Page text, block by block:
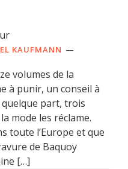
KAUFMANN
volumes de la
à punir, un conseil à
part, trois
mode les réclame.
toute l’Europe et que
de Baquoy
[…]